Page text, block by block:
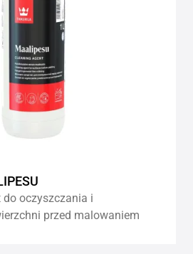
oczyszczania i
przed malowaniem